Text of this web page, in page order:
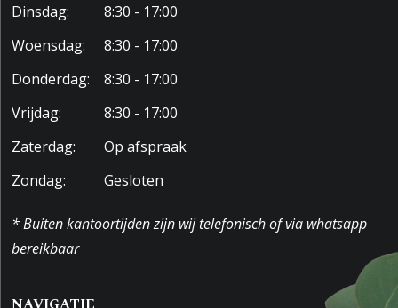
Dinsdag:
8:30 - 17:00
Woensdag:
8:30 - 17:00
Donderdag:
8:30 - 17:00
Vrijdag:
8:30 - 17:00
Zaterdag:
Op afspraak
Zondag:
Gesloten
* Buiten kantoortijden zijn wij telefonisch of via whatsapp
bereikbaar